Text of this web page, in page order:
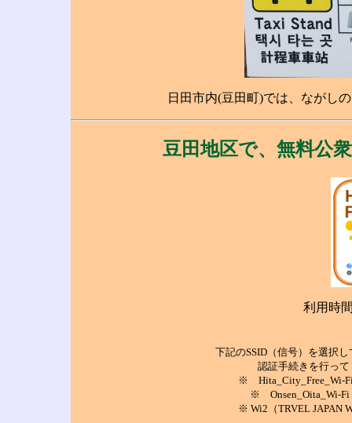
日田市内(豆田町)では、ながし
豆田地区で、無料公
利用時
下記のSSID（信号）を選択
認証手続きを行っ
※
※ Onsen_Oita_Wi-
※ Wi2（TRVEL JAPAN